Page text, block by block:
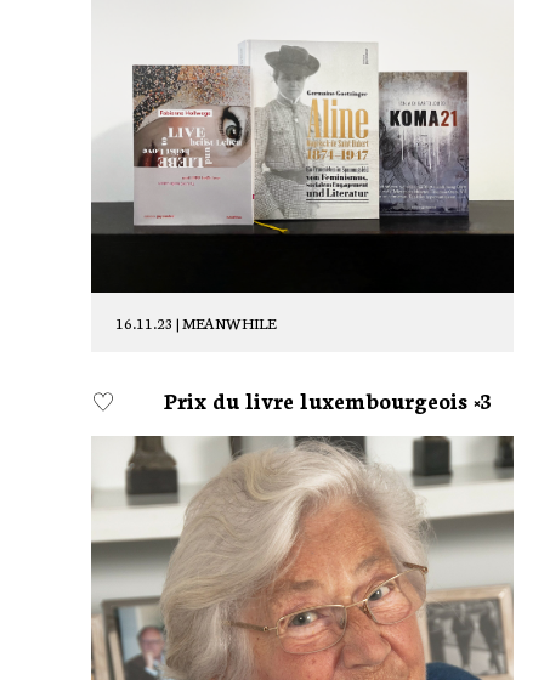
16.11.23 |MEANWHILE
Prix du livre luxembourgeois ×3